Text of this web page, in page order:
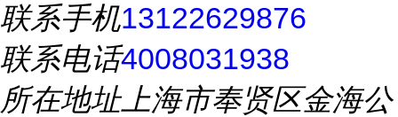
联系手机13122629876
联系电话4008031938
所在地址上海市奉贤区金海公